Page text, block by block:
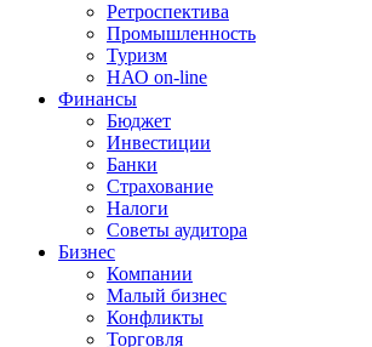
Ретроспектива
Промышленность
Туризм
НАО on-line
Финансы
Бюджет
Инвестиции
Банки
Страхование
Налоги
Советы аудитора
Бизнес
Компании
Малый бизнес
Конфликты
Торговля